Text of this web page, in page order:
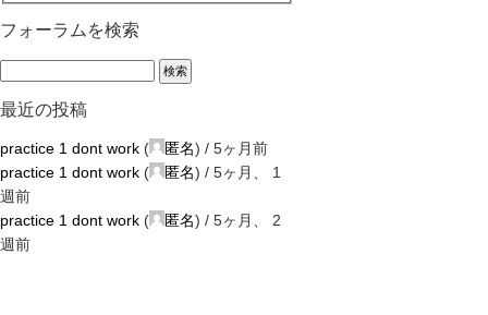
フォーラムを検索
最近の投稿
practice 1 dont work ( 匿名) / 5ヶ月前
practice 1 dont work ( 匿名) / 5ヶ月、 1
週前
practice 1 dont work ( 匿名) / 5ヶ月、 2
週前